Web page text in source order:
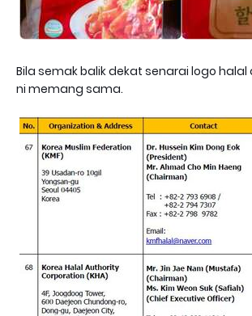
Bila semak balik dekat senarai logo
ni memang sama.